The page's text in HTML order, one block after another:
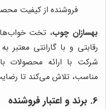
فروشنده از کیفیت
بهسازان چوب، تخت
رقابتی و با گارانتی
شرکت با ارائه
مناسب، تلاش می‌کند تا
6. برند و اعتبار فروشنده